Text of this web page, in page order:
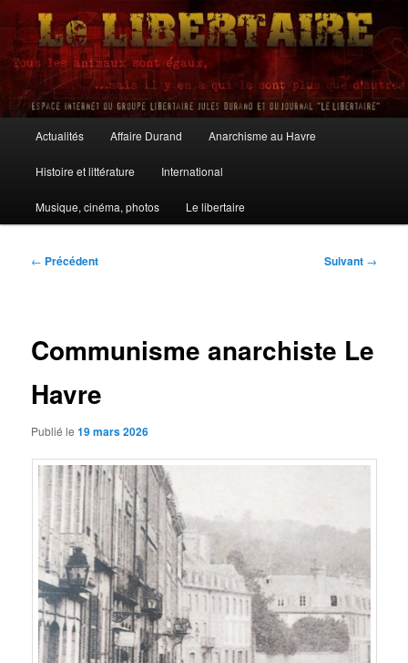
Aller
contenu
principalLe Libertaire
principal
Actualités Affaire Durand Anarchisme au Havre
Histoire et littérature International
Musique, cinéma, photos Le libertaire
Navigation
← Précédent Suivant →
Communisme anarchiste Le
Havre
Publié le19 mars 2026